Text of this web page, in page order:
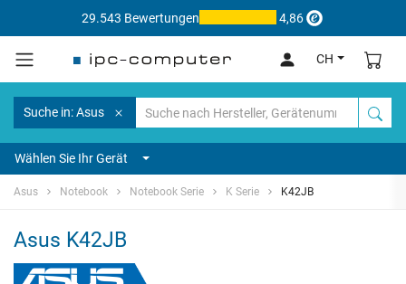
29.543 Bewertungen 4,86
CH
Suche in: Asus
Wählen Sie Ihr Gerät
Asus Notebook Notebook Serie K Serie K42JB
Asus K42JB